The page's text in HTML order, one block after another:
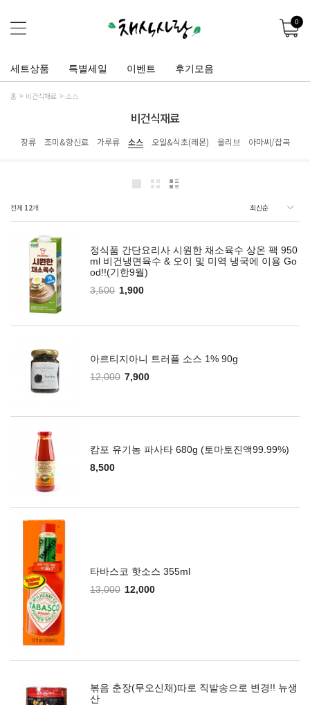
0
세트상품 특별세일 이벤트 후기모음
홈 비건식재료 소스
비건식재료
장류 조미&향신료 가루류 소스 오일&식초(레몬) 올리브 아마씨/잡곡
전체 12개
정식품 간단요리사 시원한 채소육수 상온 팩 950
ml 비건냉면육수 & 오이 및 미역 냉국에 이용 Go
od!!(기한9월)
3,500 1,900
아르티지아니 트러플 소스 1% 90g
12,000 7,900
캄포 유기농 파사타 680g (토마토진액99.99%)
8,500
타바스코 핫소스 355ml
13,000 12,000
볶음 춘장(무오신채)따로 직발송으로 변경!! 뉴생
산